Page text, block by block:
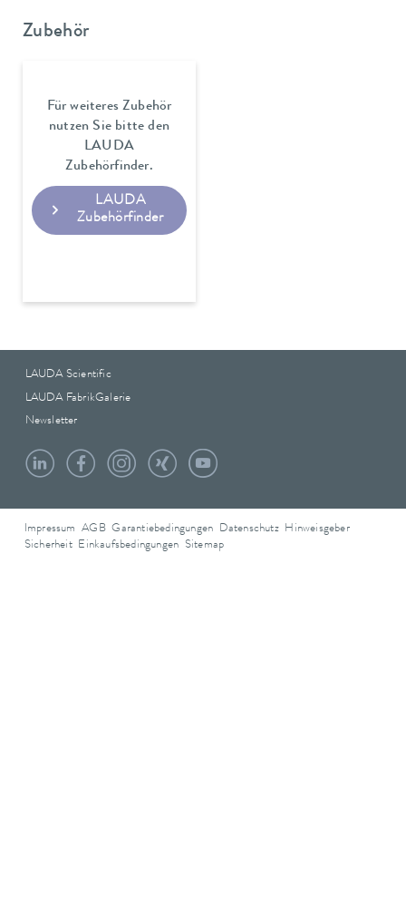
Zubehör
Für weiteres Zubehör
nutzen Sie bitte den
LAUDA
Zubehörfinder.
LAUDA
Zubehörfinder
LAUDA Scientific
LAUDA FabrikGalerie
Newsletter
Impressum AGB Garantiebedingungen Datenschutz Hinweisgeber
Sicherheit Einkaufsbedingungen Sitemap